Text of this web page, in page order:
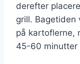
derefter
grill.
på kartoflerne,
45-60 minutter